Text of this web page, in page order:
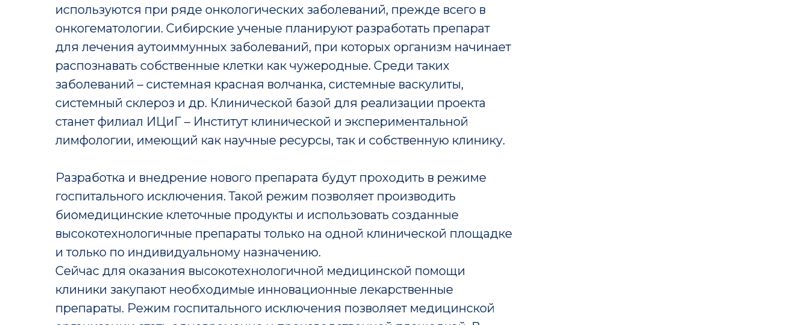
используются при ряде онкологических заболеваний, прежде всего в
онкогематологии. Сибирские ученые планируют разработать препарат
для лечения аутоиммунных заболеваний, при которых организм начинает
распознавать собственные клетки как чужеродные. Среди таких
заболеваний – системная красная волчанка, системные васкулиты,
системный склероз и др. Клинической базой для реализации проекта
станет филиал ИЦиГ – Институт клинической и экспериментальной
лимфологии, имеющий как научные ресурсы, так и собственную клинику.
Разработка и внедрение нового препарата будут проходить в режиме
госпитального исключения. Такой режим позволяет производить
биомедицинские клеточные продукты и использовать созданные
высокотехнологичные препараты только на одной клинической площадке
и только по индивидуальному назначению.
Сейчас для оказания высокотехнологичной медицинской помощи
клиники закупают необходимые инновационные лекарственные
препараты. Режим госпитального исключения позволяет медицинской